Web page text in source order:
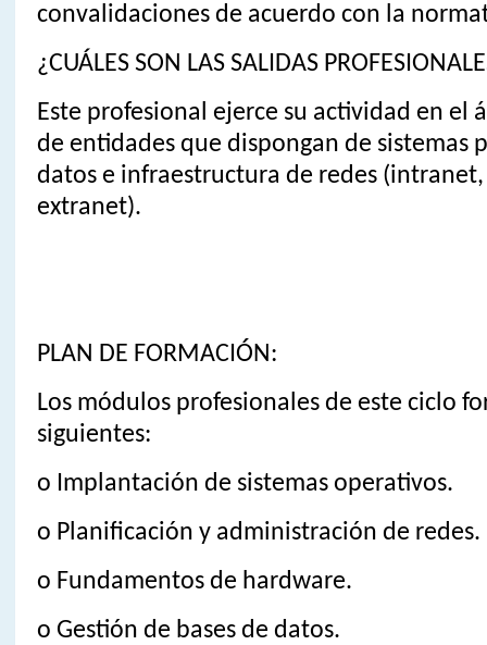
convalidaciones de acuerdo con la
¿CUÁLES SON LAS SALIDAS
Este profesional ejerce su actividad en el
de entidades que dispongan de sistemas
datos e infraestructura de redes
extranet).
PLAN DE FORMACIÓN:
Los módulos profesionales de este ciclo
siguientes:
o Implantación de sistemas operativos.
o Planificación y administración de redes.
o Fundamentos de hardware.
o Gestión de bases de datos.